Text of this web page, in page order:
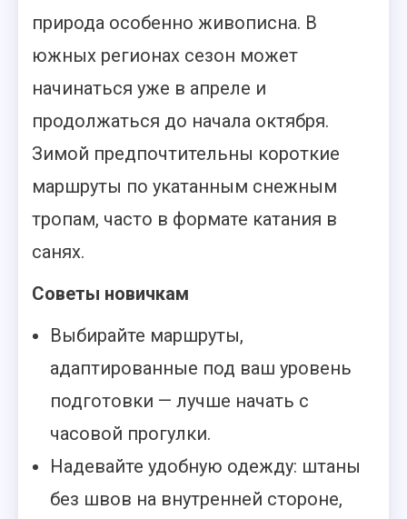
природа особенно живописна. В
южных регионах сезон может
начинаться уже в апреле и
продолжаться до начала октября.
Зимой предпочтительны короткие
маршруты по укатанным снежным
тропам, часто в формате катания в
санях.
Советы новичкам
Выбирайте маршруты,
адаптированные под ваш уровень
подготовки — лучше начать с
часовой прогулки.
Надевайте удобную одежду: штаны
без швов на внутренней стороне,